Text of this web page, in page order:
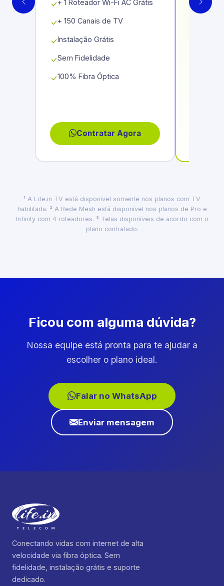
+ 1 Roteador Wi-Fi AC Grátis
+ 150 Canais de TV
Instalação Grátis
Sem Fidelidade
100% Fibra Óptica
Contratar Agora
+ 1
¹ A Life.in TV está disponível somente nos planos com TV
habilitada. ² A Rede Mesh está disponível nos planos de Pro e
Infinity com 4 roteadores. ³ Telas disponíveis de acordo com o
plano contratado.
Ficou com alguma dúvida?
Nossa equipe está pronta para te ajudar a
escolher o plano ideal.
Falar no WhatsApp
Enviar mensagem
Conectando vidas com internet de alta
velocidade via fibra óptica. Sem
fidelidade, instalação grátis e suporte
dedicado.